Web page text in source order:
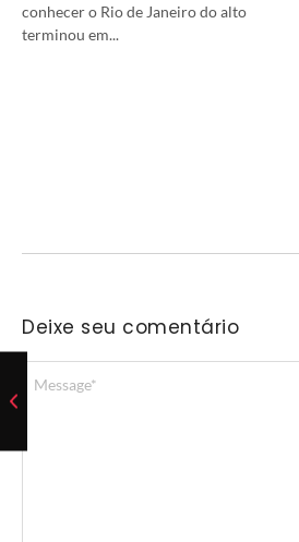
conhecer o Rio de Janeiro do alto
terminou em...
Deixe seu comentário